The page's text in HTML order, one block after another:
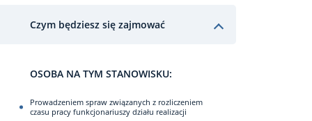
Czym będziesz się zajmować
OSOBA NA TYM STANOWISKU:
Prowadzeniem spraw związanych z rozliczeniem
czasu pracy funkcjonariuszy działu realizacji